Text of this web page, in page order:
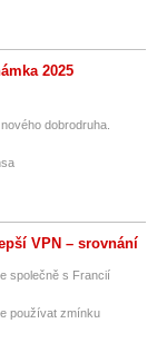
2025
dobrodruha.
VPN – srovnání
společně s Francií
používat zmínku